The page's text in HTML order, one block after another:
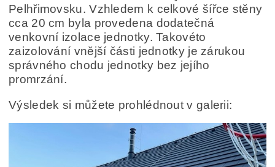
Pelhřimovsku. Vzhledem k celkové šířce stěny
cca 20 cm byla provedena dodatečná
venkovní izolace jednotky. Takovéto
zaizolování vnější části jednotky je zárukou
správného chodu jednotky bez jejího
promrzání.
Výsledek si můžete prohlédnout v galerii: